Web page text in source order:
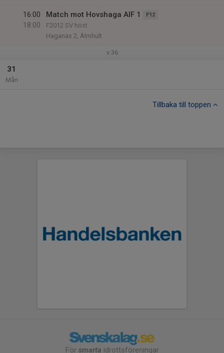
16:00
18:00
Match mot Hovshaga AIF 1 F12
F2012 SV höst
Haganäs 2, Älmhult
v.36
31
Mån
Tillbaka till toppen
För smarta idrottsföreningar